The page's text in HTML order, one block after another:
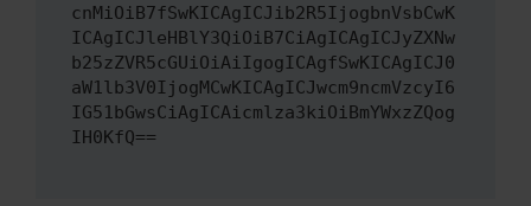
cnMiOiB7fSwKICAgICJib2R5IjogbnVsbCwK
ICAgICJleHBlY3QiOiB7CiAgICAgICJyZXNw
b25zZVR5cGUiOiAiIgogICAgfSwKICAgICJ0
aW1lb3V0IjogMCwKICAgICJwcm9ncmVzcyI6
IG51bGwsCiAgICAicmlza3kiOiBmYWxzZQog
IH0KfQ==